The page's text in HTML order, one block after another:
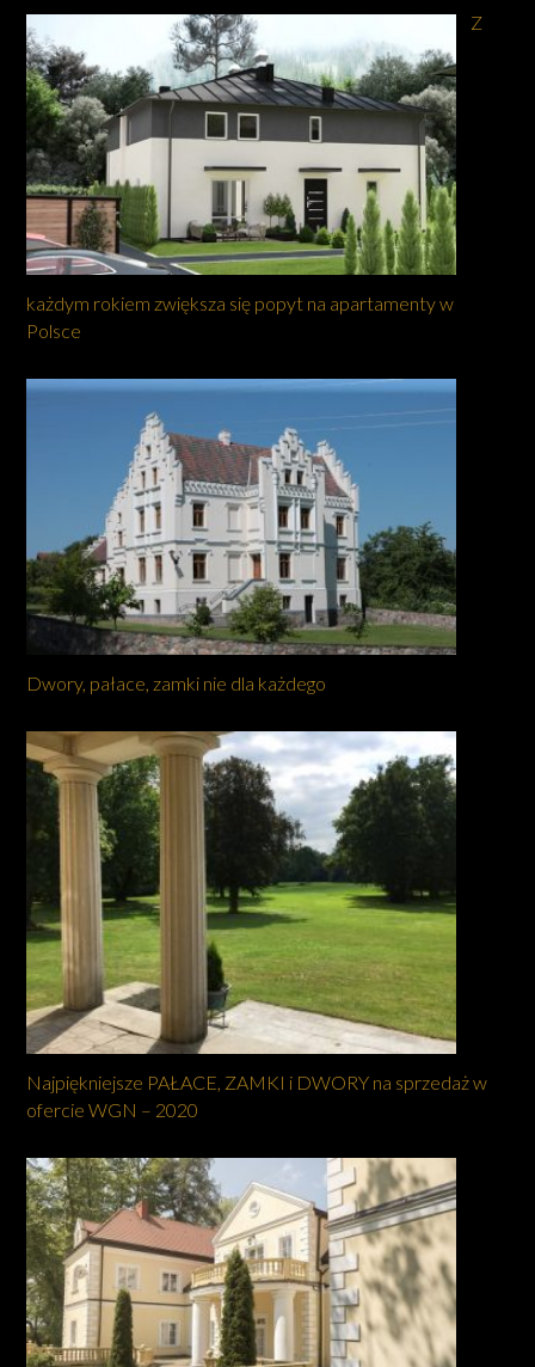
Z
każdym rokiem zwiększa się popyt na apartamenty w
Polsce
Dwory, pałace, zamki nie dla każdego
Najpiękniejsze PAŁACE, ZAMKI i DWORY na sprzedaż w
ofercie WGN – 2020